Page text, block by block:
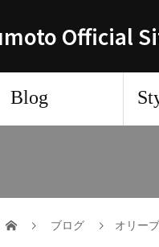
Official
Blog
ブログ オリー